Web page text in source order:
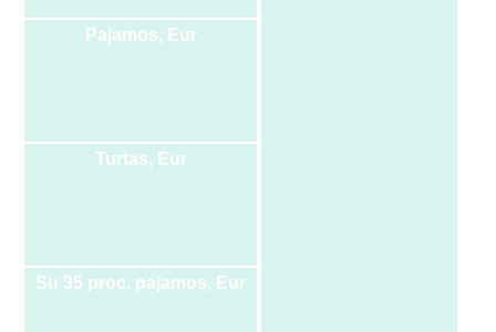
Pajamos, Eur
Turtas, Eur
Su 35 proc. pajamos, Eur